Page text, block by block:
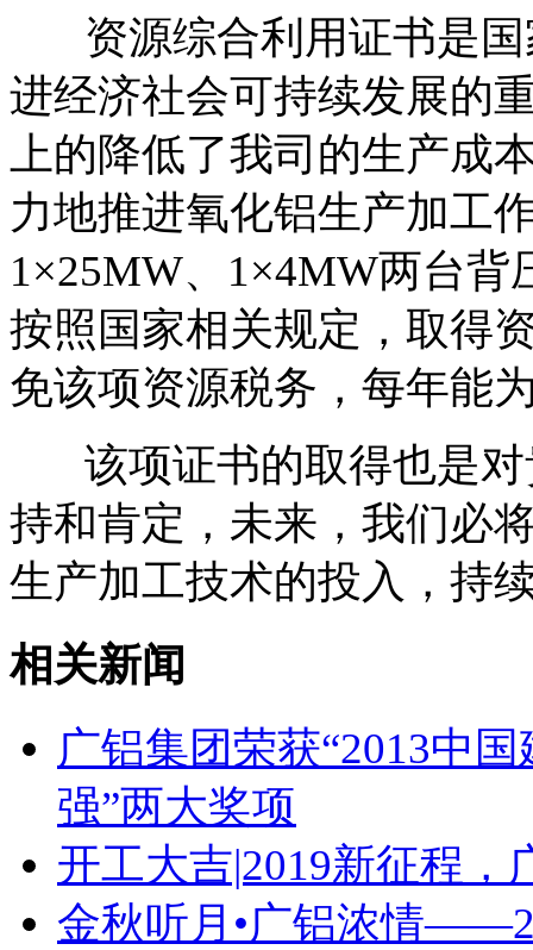
资源综合利用证书是国
进经济社会可持续发展的
上的降低了我司的生产成
力地推进氧化铝生产加工
1×25MW、1×4MW两台背
按照国家相关规定，取得
免该项资源税务，每年能
该项证书的取得也是对
持和肯定，未来，我们必
生产加工技术的投入，持
相关新闻
广铝集团荣获“2013中
强”两大奖项
开工大吉|2019新征程，
金秋听月•广铝浓情